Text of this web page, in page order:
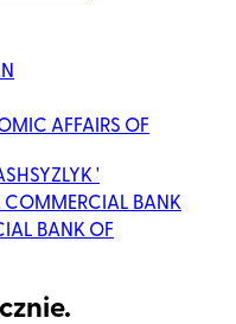
AFFAIRS OF
'
COMMERCIAL BANK
BANK OF